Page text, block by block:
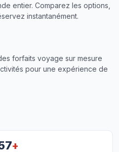
entier. Comparez les options,
instantanément.
forfaits voyage sur mesure
pour une expérience de
+